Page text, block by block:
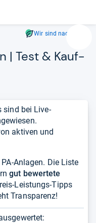
Geben
lassen
mit
Wir sind nachhaltig
| Test & Kauf­
sind bei Live-
aktiven und
Anlagen. Die Liste
gut bewertete
Leistungs-Tipps
Transparenz!